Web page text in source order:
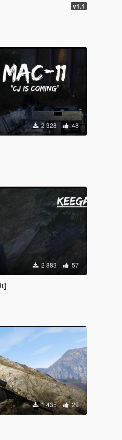
v1.1
2 328 48
2 883 57
1 435 29